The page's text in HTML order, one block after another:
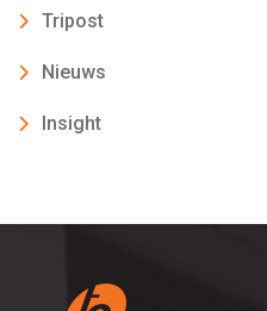
Tripost
Nieuws
Insight